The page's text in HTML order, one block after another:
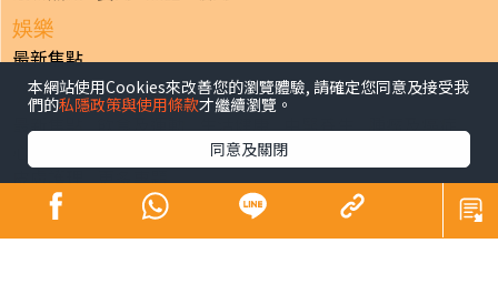
娛樂
最新焦點
健康
最新焦點 飲食及運動 生活健康 中醫養生 腫瘤及癌症
兒科百問 女性疾病
皮膚護理 更多專題
寵物
最新焦點
本網站使用Cookies來改善您的瀏覽體驗, 請確定您同意及接受我
們的私隱政策與使用條款才繼續瀏覽。
同意及關閉